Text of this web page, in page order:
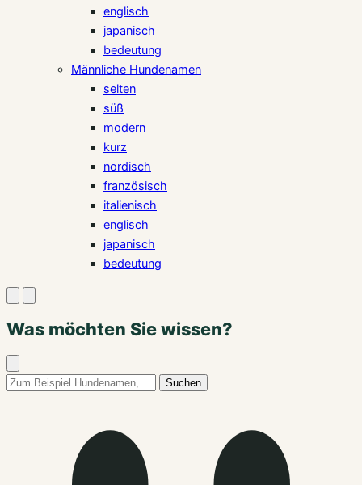
englisch
japanisch
bedeutung
Männliche Hundenamen
selten
süß
modern
kurz
nordisch
französisch
italienisch
englisch
japanisch
bedeutung
öffnenöffnen
Was möchten Sie wissen?
schließen
Suchbegriff: Suchen